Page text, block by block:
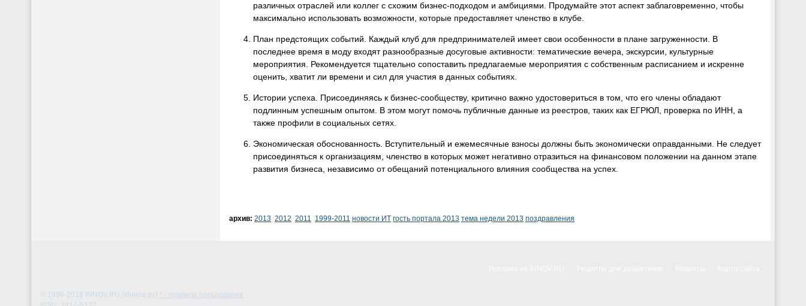
различных отраслей или коллег с схожим бизнес-подходом и амбициями. Продумайте этот аспект заблаговременно, чтобы
максимально использовать возможности, которые предоставляет членство в клубе.
План предстоящих событий. Каждый клуб для предпринимателей имеет свои особенности в плане загруженности. В
последнее время в моду входят разнообразные досуговые активности: тематические вечера, экскурсии, культурные
мероприятия. Рекомендуется тщательно сопоставить предлагаемые мероприятия с собственным расписанием и искренне
оценить, хватит ли времени и сил для участия в данных событиях.
Истории успеха. Присоединяясь к бизнес-сообществу, критично важно удостовериться в том, что его члены обладают
подлинным успешным опытом. В этом могут помочь публичные данные из реестров, таких как ЕГРЮЛ, проверка по ИНН, а
также профили в социальных сетях.
Экономическая обоснованность. Вступительный и ежемесячные взносы должны быть экономически оправданными. Не следует
присоединяться к организациям, членство в которых может негативно отразиться на финансовом положении на данном этапе
развития бизнеса, независимо от обещаний потенциального влияния сообщества на успех.
архив: 2013 2012 2011 1999-2011 новости ИТ гость портала 2013 тема недели 2013 поздравления
© 1996-2018 INNOV.RU (Иннов.ру) * - правила пользования